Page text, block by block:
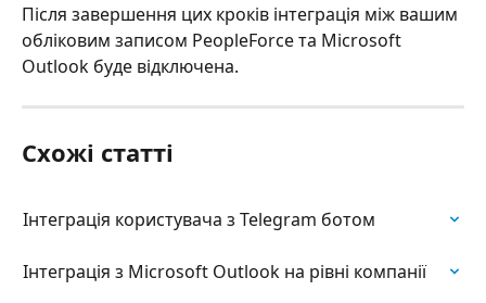
Після завершення цих кроків інтеграція між вашим
обліковим записом PeopleForce та Microsoft
Outlook буде відключена.
Схожі статті
Інтеграція користувача з Telegram ботом
Інтеграція з Microsoft Outlook на рівні компанії